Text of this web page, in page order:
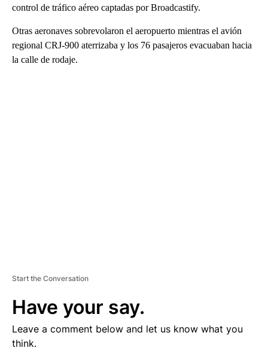
control de tráfico aéreo captadas por Broadcastify.
Otras aeronaves sobrevolaron el aeropuerto mientras el avión
regional CRJ-900 aterrizaba y los 76 pasajeros evacuaban hacia
la calle de rodaje.
Start the Conversation
Have your say.
Leave a comment below and let us know what you
think.